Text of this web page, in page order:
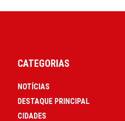
CATEGORIAS
NOTÍCIAS
DESTAQUE PRINCIPAL
CIDADES